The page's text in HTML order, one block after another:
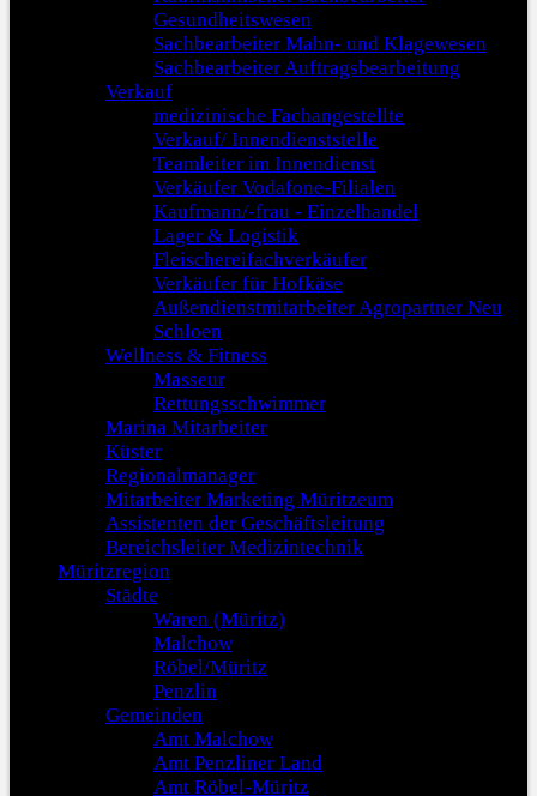
Gesundheitswesen
Sachbearbeiter Mahn- und Klagewesen
Sachbearbeiter Auftragsbearbeitung
Verkauf
medizinische Fachangestellte
Verkauf/ Innendienststelle
Teamleiter im Innendienst
Verkäufer Vodafone-Filialen
Kaufmann/-frau - Einzelhandel
Lager & Logistik
Fleischereifachverkäufer
Verkäufer für Hofkäse
Außendienstmitarbeiter Agropartner Neu
Schloen
Wellness & Fitness
Masseur
Rettungsschwimmer
Marina Mitarbeiter
Küster
Regionalmanager
Mitarbeiter Marketing Müritzeum
Assistenten der Geschäftsleitung
Bereichsleiter Medizintechnik
Müritzregion
Städte
Waren (Müritz)
Malchow
Röbel/Müritz
Penzlin
Gemeinden
Amt Malchow
Amt Penzliner Land
Amt Röbel-Müritz